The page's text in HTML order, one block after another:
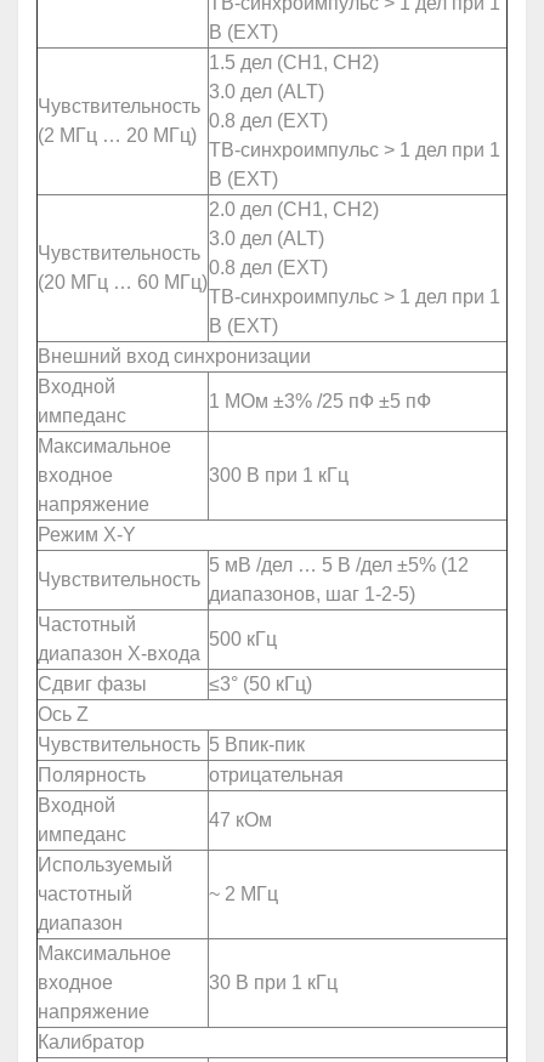
В (EXT)
Чувствительность
(2 МГц … 20 МГц)
1.5 дел (CH1, CH2)
3.0 дел (ALT)
0.8 дел (EXT)
ТВ-синхроимпульс > 1 дел при 1
В (EXT)
Чувствительность
(20 МГц … 60 МГц)
2.0 дел (CH1, CH2)
3.0 дел (ALT)
0.8 дел (EXT)
ТВ-синхроимпульс > 1 дел при 1
В (EXT)
Внешний вход синхронизации
Входной
импеданс
1 МОм ±3% /25 пФ ±5 пФ
Максимальное
входное
напряжение
300 В при 1 кГц
Режим X-Y
Чувствительность
5 мВ /дел … 5 В /дел ±5% (12
диапазонов, шаг 1-2-5)
Частотный
диапазон X-входа
500 кГц
Сдвиг фазы
≤3° (50 кГц)
Ось Z
Чувствительность 5 Впик-пик
Полярность
отрицательная
Входной
импеданс
47 кОм
Используемый
частотный
диапазон
~ 2 МГц
Максимальное
входное
напряжение
30 В при 1 кГц
Калибратор